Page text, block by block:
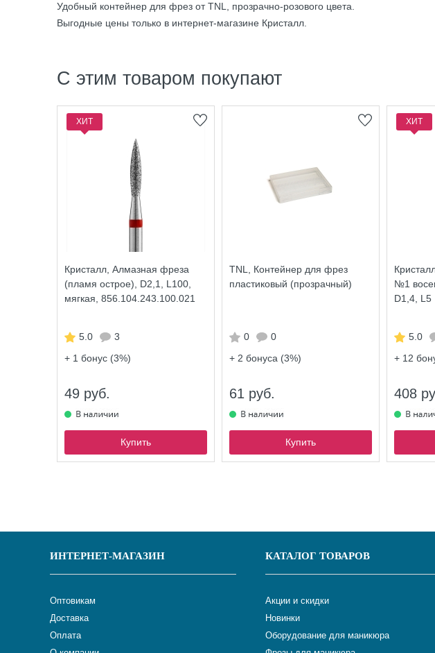
Удобный контейнер для фрез от TNL, прозрачно-розового цвета.
Выгодные цены только в интернет-магазине Кристалл.
С этим товаром покупают
ХИТ
Кристалл, Алмазная фреза
(пламя острое), D2,1, L100,
мягкая, 856.104.243.100.021
5.0
3
+ 1 бонус (3%)
49 руб.
Купить
TNL, Контейнер для фрез
пластиковый (прозрачный)
0
0
+ 2 бонуса (3%)
61 руб.
Купить
ХИТ
№1
D1,4, L5
5.0
+ 12
408
ИНТЕРНЕТ-МАГАЗИН
Оптовикам
Доставка
Оплата
КАТАЛОГ ТОВАРОВ
Акции и скидки
Новинки
Оборудование для маникюра